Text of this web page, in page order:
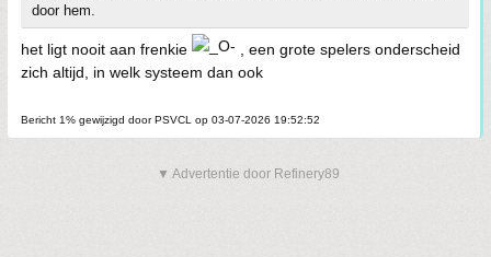
door hem.
het ligt nooit aan frenkie
, een grote spelers onderscheid
zich altijd, in welk systeem dan ook
Bericht 1% gewijzigd door PSVCL op 03-07-2026 19:52:52
▼ Advertentie door Refinery89